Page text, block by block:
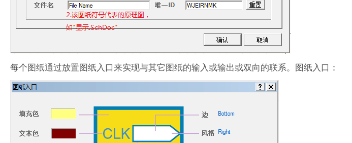
每个图纸通过放置图纸入口来实现与其它图纸的输入或输出或双向的联系。图纸入口：